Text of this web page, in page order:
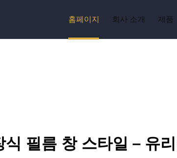
홈페이지 회사 소개 제품
필름 창 스타일 – 유